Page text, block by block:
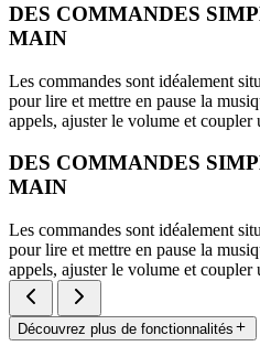
DES COMMANDES
MAIN
Les commandes sont idéalement
pour lire et mettre en pause la
appels, ajuster le volume et
DES COMMANDES
MAIN
Les commandes sont idéalement
pour lire et mettre en pause la
appels, ajuster le volume et
Découvrez plus de fonctionnalités